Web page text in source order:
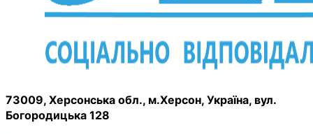
73009, Херсонська обл., м.Херсон, Україна, вул.
Богородицька 128